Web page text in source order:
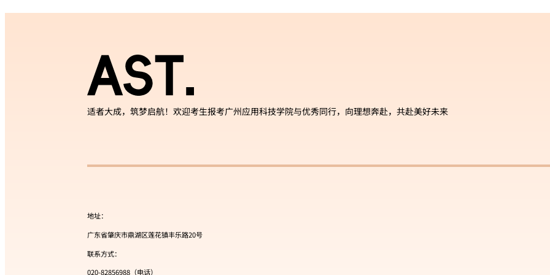
适者大成，筑梦启航！欢迎考生报考广州应用科技学院与优秀同行，向理想奔赴，共赴美好未来
地址：
广东省肇庆市鼎湖区莲花镇丰乐路20号
联系方式：
020-82856988（电话）